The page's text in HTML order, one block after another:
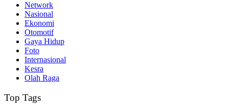
Network
Nasional
Ekonomi
Otomotif
Gaya Hidup
Foto
Internasional
Kesra
Olah Raga
Top Tags